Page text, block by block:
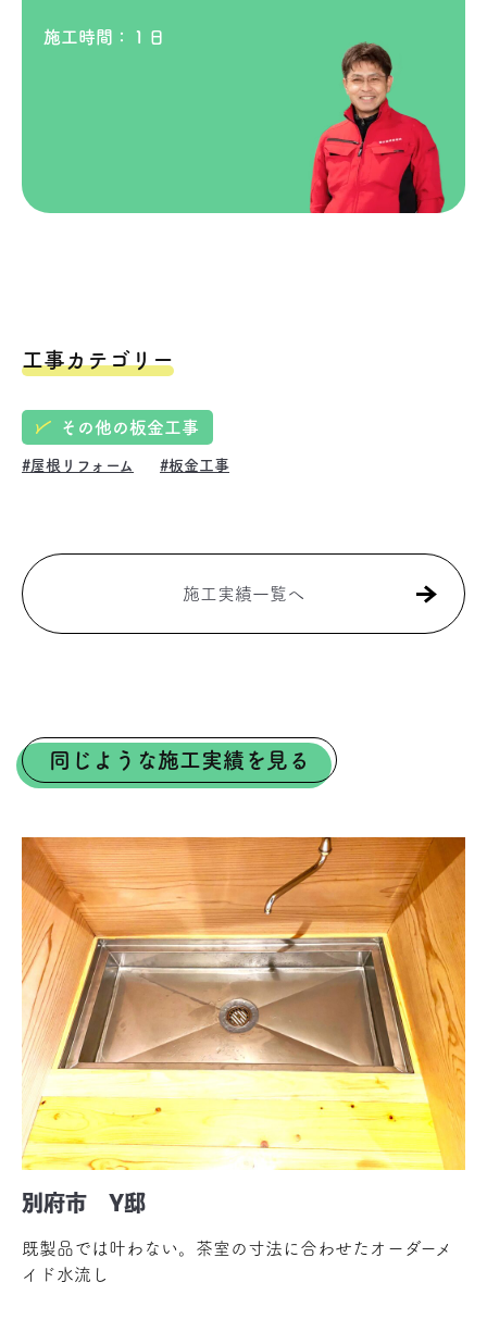
施工時間：１日
工事カテゴリー
その他の板金工事
#屋根リフォーム #板金工事
施工実績一覧へ
同じような施工実績を見る
別府市 Y邸
既製品では叶わない。茶室の寸法に合わせたオーダーメ
イド水流し